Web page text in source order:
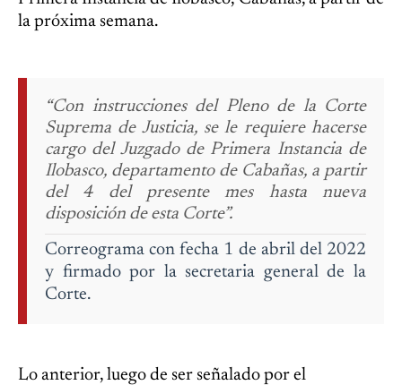
la próxima semana.
“Con instrucciones del Pleno de la Corte
Suprema de Justicia, se le requiere hacerse
cargo del Juzgado de Primera Instancia de
Ilobasco, departamento de Cabañas, a partir
del 4 del presente mes hasta nueva
disposición de esta Corte”.
Correograma con fecha 1 de abril del 2022
y firmado por la secretaria general de la
Corte.
Lo anterior, luego de ser señalado por el